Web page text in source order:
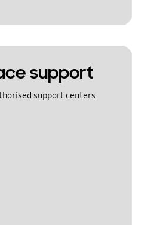
support
support centers